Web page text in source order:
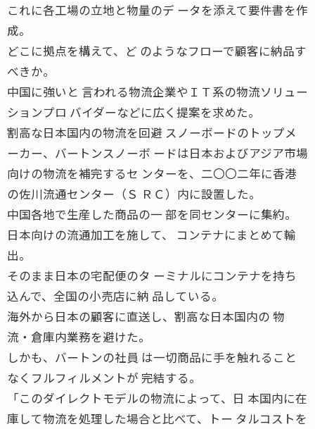
これに各工場の立地と物量のデ ータを添えて要件書を作
成。
どこに拠点を構えて、ど のようなフローで顧客に納品す
べきか。
中国に強いと 言われる物流企業やＩＴ系の物流ソリュー
ションプロ バイダーなどに広く提案を求めた。
割高な日本国内の物流を回避 スノーボードのトップメ
ーカー、バートンスノーボ ードは日本およびアジア市場
向けの物流を補完するセ ンターを、二〇〇二年に香港
の佐川流通センター（Ｓ ＲＣ）内に設置した。
中国各地で生産した商品の一 部を同センターに集約。
日本向けの流通加工を施して、 コンテナにまとめて輸
出。
そのまま日本の宅配便のタ ーミナルにコンテナを持ち
込んで、全国の小売店に納 品している。
海外から日本の顧客に直送し、割高な日本国内の 物
流・倉庫内業務を避けた。
しかも、バートンの社員 は一切商品に手を触れること
なくフルフィルメントが 完結する。
「このダイレクトモデルの物流によって、日 本国内に在
庫して物流を処理した場合と比べて、トー タルコストを